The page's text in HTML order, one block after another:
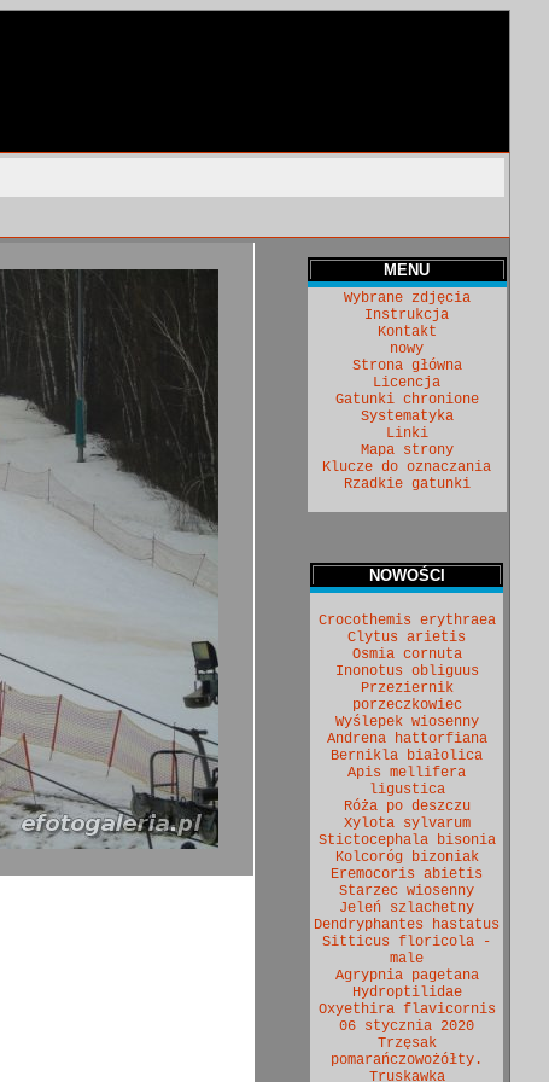
MENU
Wybrane zdjęcia
Instrukcja
Kontakt
nowy
Strona główna
Licencja
Gatunki chronione
Systematyka
Linki
Mapa strony
Klucze do oznaczania
Rzadkie gatunki
NOWOŚCI
Crocothemis erythraea
Clytus arietis
Osmia cornuta
Inonotus obliguus
Przeziernik
porzeczkowiec
Wyślepek wiosenny
Andrena hattorfiana
Bernikla białolica
Apis mellifera
ligustica
Róża po deszczu
Xylota sylvarum
Stictocephala bisonia
Kolcoróg bizoniak
Eremocoris abietis
Starzec wiosenny
Jeleń szlachetny
Dendryphantes hastatus
Sitticus floricola -
male
Agrypnia pagetana
Hydroptilidae
Oxyethira flavicornis
06 stycznia 2020
Trzęsak
pomarańczowożółty.
Truskawka